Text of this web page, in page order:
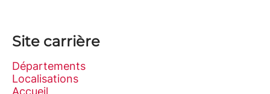
Site carrière
Départements
Localisations
Accueil